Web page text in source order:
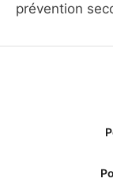
prévention